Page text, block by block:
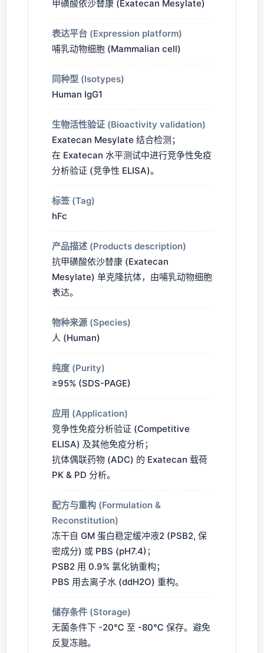
甲磺酸依沙替康 (Exatecan Mesylate)
表达平台 (Expression platform)
哺乳动物细胞 (Mammalian cell)
同种型 (Isotypes)
Human IgG1
生物活性验证 (Bioactivity validation)
Exatecan Mesylate 结合检测；
在 Exatecan 水平测试中进行竞争性免疫
分析验证 (竞争性 ELISA)。
标签 (Tag)
hFc
产品描述 (Products description)
抗甲磺酸依沙替康 (Exatecan
Mesylate) 单克隆抗体，由哺乳动物细胞
表达。
物种来源 (Species)
人 (Human)
纯度 (Purity)
≥95% (SDS-PAGE)
应用 (Application)
竞争性免疫分析验证 (Competitive
ELISA) 及其他免疫分析；
抗体偶联药物 (ADC) 的 Exatecan 载荷
PK & PD 分析。
配方与重构 (Formulation &
Reconstitution)
冻干自 GM 蛋白稳定缓冲液2 (PSB2, 保
密成分) 或 PBS (pH7.4)；
PSB2 用 0.9% 氯化钠重构；
PBS 用去离子水 (ddH2O) 重构。
储存条件 (Storage)
无菌条件下 -20℃ 至 -80℃ 保存。避免
反复冻融。